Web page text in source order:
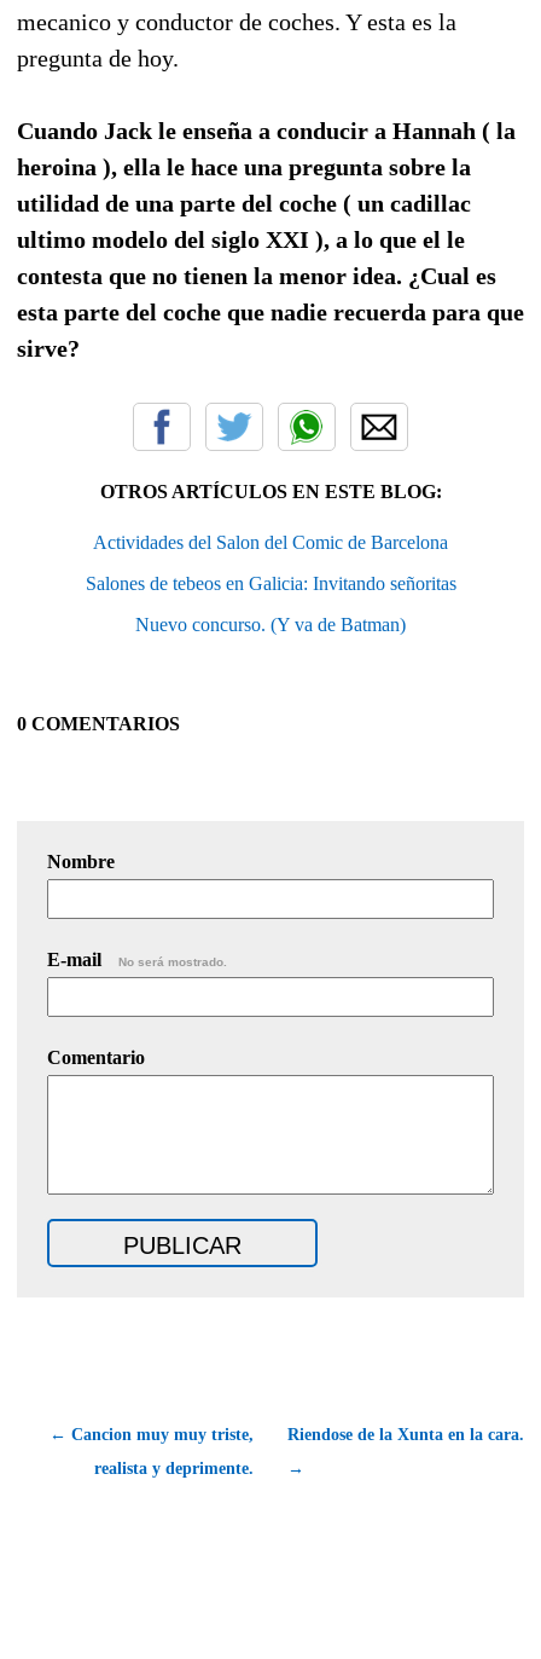
mecanico y conductor de coches. Y esta es la
pregunta de hoy.
Cuando Jack le enseña a conducir a Hannah ( la
heroina ), ella le hace una pregunta sobre la
utilidad de una parte del coche ( un cadillac
ultimo modelo del siglo XXI ), a lo que el le
contesta que no tienen la menor idea. ¿Cual es
esta parte del coche que nadie recuerda para que
sirve?
OTROS ARTÍCULOS EN ESTE BLOG:
Actividades del Salon del Comic de Barcelona
Salones de tebeos en Galicia: Invitando señoritas
Nuevo concurso. (Y va de Batman)
0 COMENTARIOS
Nombre
E-mail No será mostrado.
Comentario
← Cancion muy muy triste,
realista y deprimente.
Riendose de la Xunta en la cara.
→